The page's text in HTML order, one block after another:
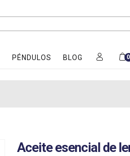
PÉNDULOS BLOG 0
Aceite esencial de